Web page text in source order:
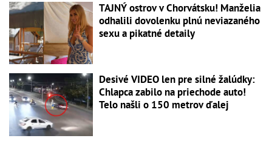
TAJNÝ ostrov v Chorvátsku! Manželia
odhalili dovolenku plnú neviazaného
sexu a pikatné detaily
Desivé VIDEO len pre silné žalúdky:
Chlapca zabilo na priechode auto!
Telo našli o 150 metrov ďalej